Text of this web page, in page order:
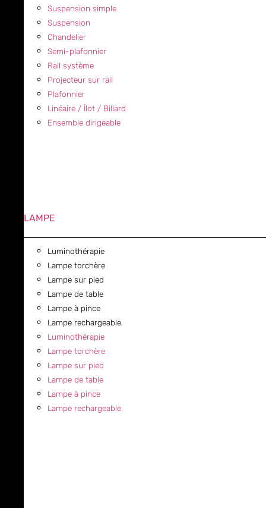
Suspension simple
Suspension
Chandelier
Semi-plafonnier
Rail système
Projecteur sur rail
Plafonnier
Linéaire / Îlot / Billard
Ensemble dirigeable
LAMPE
Luminothérapie
Lampe torchère
Lampe sur pied
Lampe de table
Lampe à pince
Lampe rechargeable
Luminothérapie
Lampe torchère
Lampe sur pied
Lampe de table
Lampe à pince
Lampe rechargeable